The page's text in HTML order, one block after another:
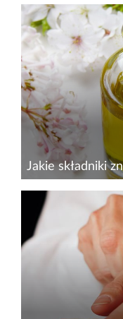
Jakie składniki
Stworzenie
długim i
naszych rąk
jest stabilna i
przez cały...